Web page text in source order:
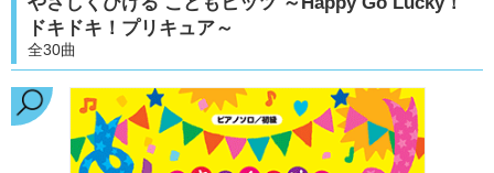
ドキドキ！プリキュア～
全30曲